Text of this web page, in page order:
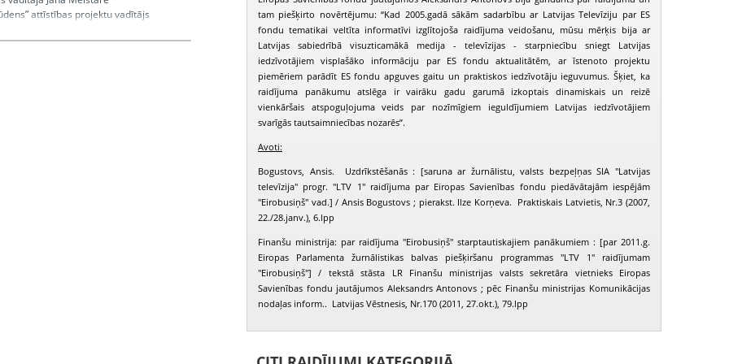
attīstības projektu vadītājs
attīstības projekts” – stāsta
* „Inovatīvu eko toksikoloģijas
Solvitu Mucenieci, VARAM
Water” vadītāju Jāni Pļaviņu
tam piešķirto novērtējumu: “Kad 2005.gadā sākām sadarbību ar Latvijas Televīziju par ES
fondu tematikai veltīta informatīvi izglītojoša raidījuma veidošanu, mūsu mērķis bija ar
Latvijas sabiedrībā visuzticamākā medija - televīzijas - starpniecību sniegt Latvijas
iedzīvotājiem visplašāko informāciju par ES fondu aktualitātēm, ar īstenoto projektu
piemēriem parādīt ES fondu apguves gaitu un praktiskos iedzīvotāju ieguvumus. Šķiet, ka
raidījuma panākumu atslēga ir vairāku gadu garumā izkoptais dinamiskais un reizē
vienkāršais atspoguļojuma veids par nozīmīgiem ieguldījumiem Latvijas iedzīvotājiem
svarīgās tautsaimniecības nozarēs”.
Avoti:
Bogustovs, Ansis. Uzdrīkstēšanās : [saruna ar žurnālistu, valsts bezpeļņas SIA "Latvijas
televīzija" progr. "LTV 1" raidījuma par Eiropas Savienības fondu piedāvātajām iespējām
"Eirobusiņš" vad.] / Ansis Bogustovs ; pierakst. Ilze Korņeva. Praktiskais Latvietis, Nr.3 (2007,
22./28.janv.), 6.lpp
Finanšu ministrija: par raidījuma "Eirobusiņš" starptautiskajiem panākumiem : [par 2011.g.
Eiropas Parlamenta žurnālistikas balvas piešķiršanu programmas "LTV 1" raidījumam
"Eirobusiņš"] / tekstā stāsta LR Finanšu ministrijas valsts sekretāra vietnieks Eiropas
Savienības fondu jautājumos Aleksandrs Antonovs ; pēc Finanšu ministrijas Komunikācijas
nodaļas inform.. Latvijas Vēstnesis, Nr.170 (2011, 27.okt.), 79.lpp